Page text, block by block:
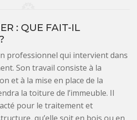
: QUE FAIT-IL
professionnel qui intervient dans
Son travail consiste à la
et à la mise en place de la
la toiture de l’immeuble. Il
pour le traitement et